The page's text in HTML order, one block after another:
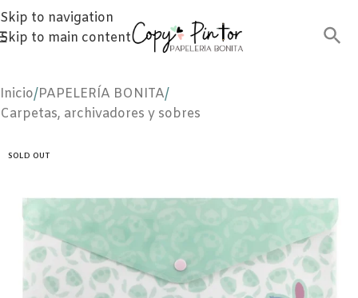
Skip to navigation
Skip to main content
Inicio/PAPELERÍA BONITA/
Carpetas, archivadores y sobres
SOLD OUT